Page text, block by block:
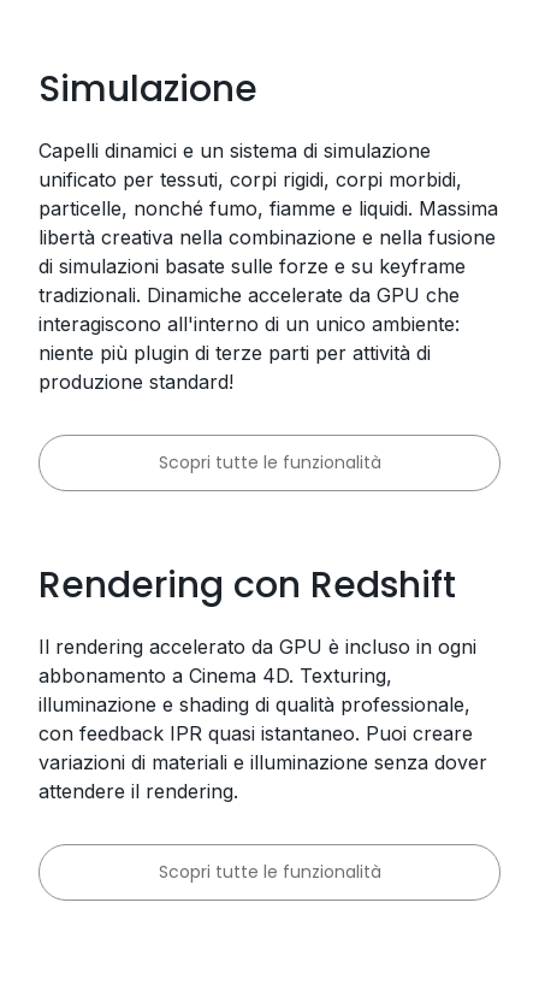
Simulazione
Capelli dinamici e un sistema di simulazione
unificato per tessuti, corpi rigidi, corpi morbidi,
particelle, nonché fumo, fiamme e liquidi. Massima
libertà creativa nella combinazione e nella fusione
di simulazioni basate sulle forze e su keyframe
tradizionali. Dinamiche accelerate da GPU che
interagiscono all'interno di un unico ambiente:
niente più plugin di terze parti per attività di
produzione standard!
Scopri tutte le funzionalità
Rendering con Redshift
Il rendering accelerato da GPU è incluso in ogni
abbonamento a Cinema 4D. Texturing,
illuminazione e shading di qualità professionale,
con feedback IPR quasi istantaneo. Puoi creare
variazioni di materiali e illuminazione senza dover
attendere il rendering.
Scopri tutte le funzionalità